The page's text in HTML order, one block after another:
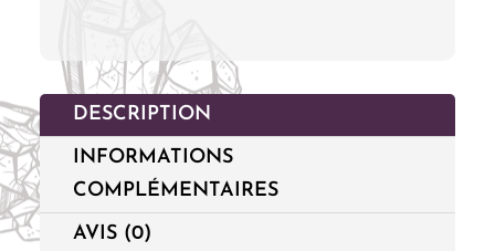
DESCRIPTION
INFORMATIONS
COMPLÉMENTAIRES
AVIS (0)